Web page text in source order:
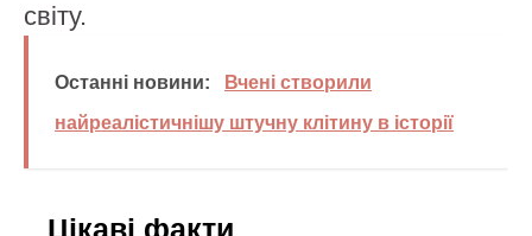
світу.
Останні новини:
Вчені створили
найреалістичнішу штучну клітину в історії
Цікаві факти